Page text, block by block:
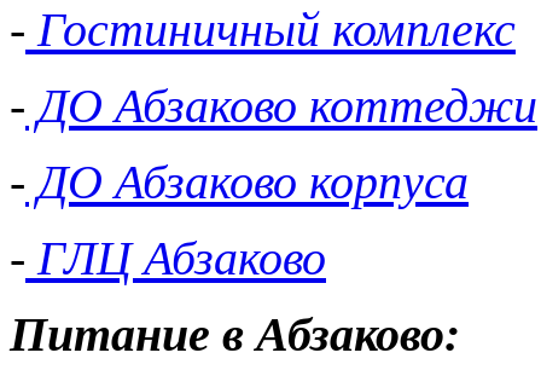
- Гостиничный комплекс
- ДО Абзаково коттеджи
- ДО Абзаково корпуса
- ГЛЦ Абзаково
Питание в Абзаково: